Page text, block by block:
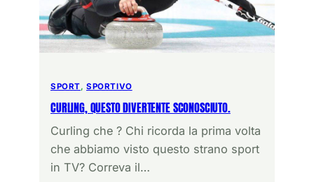
SPORT, SPORTIVO
CURLING, QUESTO DIVERTENTE SCONOSCIUTO.
Curling che ? Chi ricorda la prima volta
che abbiamo visto questo strano sport
in TV? Correva il…